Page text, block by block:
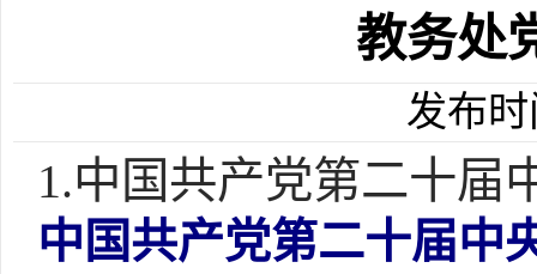
教务处
发布
1.中国共产党第二十届
中国共产党第二十届中